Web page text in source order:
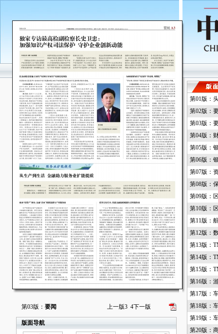
第03版： 要闻 上一版3 4下一版
版面导航
第01版：
第02版：
第03版：
第04版：
第05版：
第06版：
第07版：
第08版：
第09版：
第10版：
第11版：
第12版：
第13版：
第14版：
第15版：
第16版：
第17版：
第18版：
第19版：
第20版：